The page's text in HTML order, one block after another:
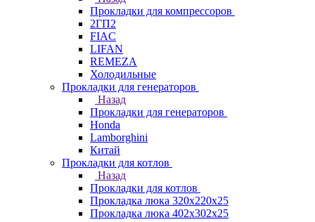
Прокладки для компрессоров
2ГП2
FIAC
LIFAN
REMEZA
Холодильные
Прокладки для генераторов
Назад
Прокладки для генераторов
Honda
Lamborghini
Китай
Прокладки для котлов
Назад
Прокладки для котлов
Прокладка люка 320x220x25
Прокладка люка 402x302x25